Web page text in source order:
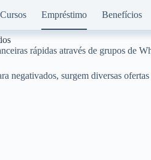
Cursos Empréstimo Benefícios
rápidas através de grupos de
negativados, surgem diversas